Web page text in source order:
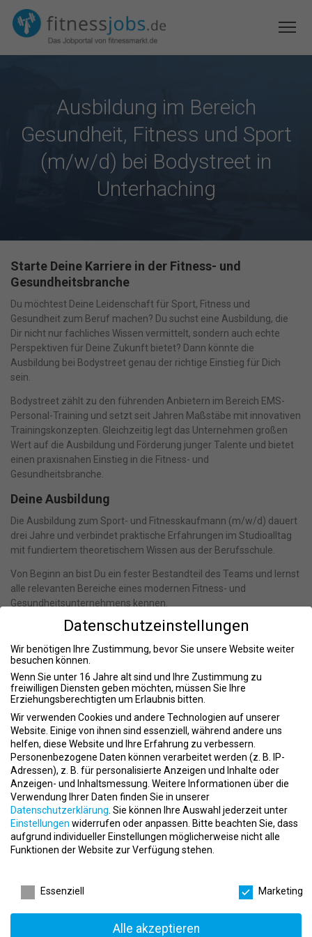
Ausbildung im Bereich
Gesundheit, Fitness und Sport
(m/w/d) bei Bodystreet in
Unterhaching
Starte Deine Karriere in der Fitness- und
Gesundheitsbranche
Du möchtest Deine Leidenschaft für Sport, Fitness und
Gesundheit zum Beruf machen? Du suchst eine Ausbildung, die
Dir nicht nur fachliches Wissen vermittelt, sondern auch echte
Perspektiven für Deine Zukunft bietet? Dann könnte die
Ausbildung bei Bodystreet genau der richtige Einstieg für Dich
sein.
Bodystreet zählt zu den führenden Anbietern im Bereich EMS-
Personal-Training und setzt seit Jahren Maßstäbe mit innovativen
Trainingskonzepten. Gleichzeitig legt das Unternehmen großen
Wert auf die Ausbildung und Förderung junger Talente und bietet
einen praxisnahen Einstieg in die Fitness- und
Gesundheitsbranche.
Deine Ausbildung
Die Ausbildung zum Sport- und Fitnesskaufmann (m/w/d) dauert
drei Jahre und verbindet praktische Erfahrungen im Studioalltag
mit fundiertem theoretischem Wissen aus der Berufsschule.
Von Beginn an bist Du ein fester Bestandteil des Teams und lernst
alle relevanten Bereiche eines modernen Fitness- und
Gesundheitsunternehmens kennen.
Deine Aufgaben während der Ausbildung
Betreuung und Beratung von Mitgliedern und Interessenten
Unterstützung bei der Organisation des Studioalltags
Mitwirkung bei Vertriebs- und Marketingaktivitäten
Planung und Umsetzung gesundheitsorientierter
Trainingsangebote
Kundenservice und Terminmanagement
Einblicke in kaufmännische Abläufe und
betriebswirtschaftliche Prozesse
Unterstützung bei der Durchführung von EMS-Trainings und
Gesundheitsberatungen
Das erwartet Dich bei Bodystreet
Praxisnahe Ausbildung in einem innovativen
Fitnessunternehmen
Anerkannter Berufsabschluss als Sport- und Fitnesskaufmann
Kombination aus betrieblicher Ausbildung und
Berufsschulunterricht
Direkte Einbindung in den Studioalltag ab dem ersten
Datenschutzeinstellungen
Wir benötigen Ihre Zustimmung, bevor Sie unsere Website weiter
besuchen können.
Wenn Sie unter 16 Jahre alt sind und Ihre Zustimmung zu
freiwilligen Diensten geben möchten, müssen Sie Ihre
Erziehungsberechtigten um Erlaubnis bitten.
Wir verwenden Cookies und andere Technologien auf unserer
Website. Einige von ihnen sind essenziell, während andere uns
helfen, diese Website und Ihre Erfahrung zu verbessern.
Personenbezogene Daten können verarbeitet werden (z. B. IP-
Adressen), z. B. für personalisierte Anzeigen und Inhalte oder
Anzeigen- und Inhaltsmessung. Weitere Informationen über die
Verwendung Ihrer Daten finden Sie in unserer
Datenschutzerklärung Sie können Ihre Auswahl jederzeit unter
Einstellungen widerrufen oder anpassen. Bitte beachten Sie, dass
aufgrund individueller Einstellungen möglicherweise nicht alle
Funktionen der Website zur Verfügung stehen.
Essenziell
Marketing
Alle akzeptieren